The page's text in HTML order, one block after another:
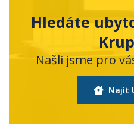
Hledáte
Našli jsme pro
Najít